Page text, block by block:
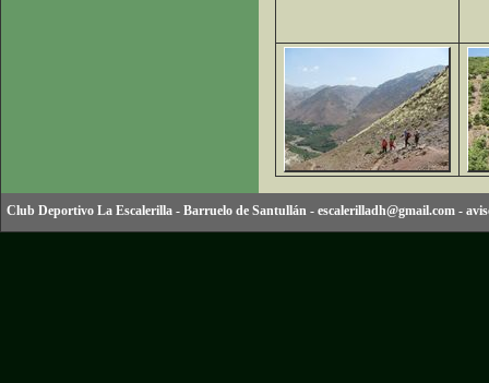
Club Deportivo La Escalerilla - Barruelo de Santullán - escalerilladh@gmail.com -